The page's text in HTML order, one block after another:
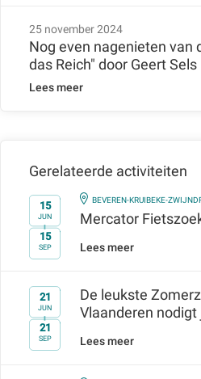
25 november 2024
Nog even nagenieten van
das Reich" door Geert Sels
Lees meer
Gerelateerde activiteiten
15
JUN
t/m15
SEP
IN
BEVEREN-KRUIBEKE-
Mercator
Lees meer
21
JUN
t/m
21
SEP
De leukste
Vlaanderen nodigt
Lees meer